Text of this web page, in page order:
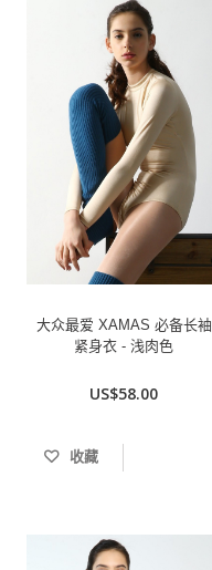
大众最爱 XAMAS 必备长袖
紧身衣 - 浅肉色
US$58.00
收藏